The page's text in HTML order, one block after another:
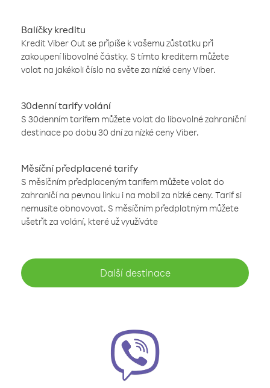
Balíčky kreditu
Kredit Viber Out se připíše k vašemu zůstatku při
zakoupení libovolné částky. S tímto kreditem můžete
volat na jakékoli číslo na světe za nízké ceny Viber.
30denní tarify volání
S 30denním tarifem můžete volat do libovolné zahraniční
destinace po dobu 30 dní za nízké ceny Viber.
Měsíční předplacené tarify
S měsíčním předplaceným tarifem můžete volat do
zahraničí na pevnou linku i na mobil za nízké ceny. Tarif si
nemusíte obnovovat. S měsíčním předplatným můžete
ušetřit za volání, které už využíváte
Další destinace